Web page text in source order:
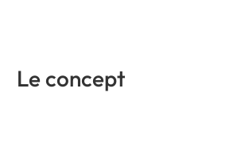
Le concept